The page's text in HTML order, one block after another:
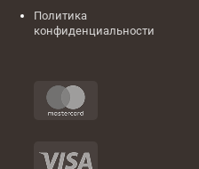
Политика
конфиденциальности